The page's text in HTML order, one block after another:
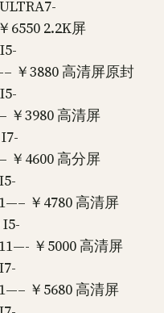
6550 2.2K屏
￥3880 高清屏原封
￥3980 高清屏
￥4600 高分屏
￥4780 高清屏
￥5000 高清屏
￥5680 高清屏